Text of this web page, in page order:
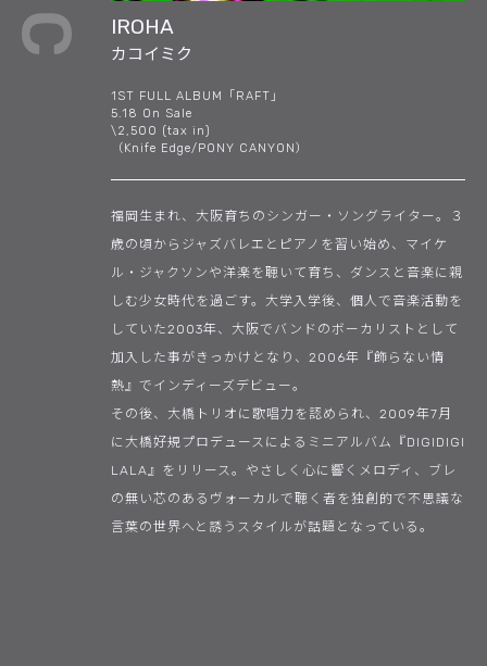
IROHA
カコイミク
1ST FULL ALBUM「RAFT」
5.18 On Sale
\2,500 (tax in)
（Knife Edge/PONY CANYON）
福岡生まれ、大阪育ちのシンガー・ソングライター。３
歳の頃からジャズバレエとピアノを習い始め、マイケ
ル・ジャクソンや洋楽を聴いて育ち、ダンスと音楽に親
しむ少女時代を過ごす。大学入学後、個人で音楽活動を
していた2003年、大阪でバンドのボーカリストとして
加入した事がきっかけとなり、2006年『飾らない情
熱』でインディーズデビュー。
その後、大橋トリオに歌唱力を認められ、2009年7月
に大橋好規プロデュースによるミニアルバム『DIGIDIGI
LALA』をリリース。やさしく心に響くメロディ、ブレ
の無い芯のあるヴォーカルで聴く者を独創的で不思議な
言葉の世界へと誘うスタイルが話題となっている。